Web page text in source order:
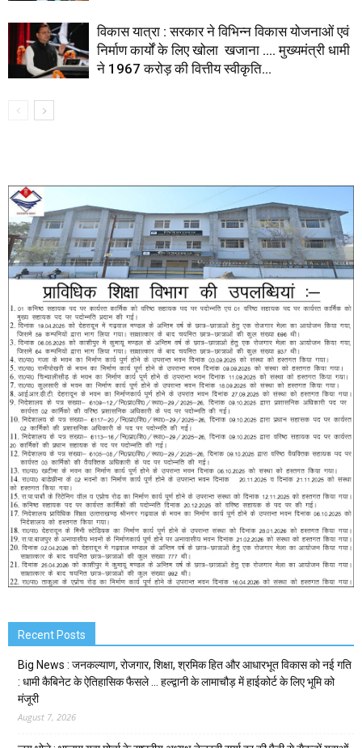
विकास यात्रा : सरकार ने विभिन्न विकास योजनाओं एवं
निर्माण कार्यों के लिए खोला खजाना …. मुख्यमंत्री धामी
ने ₹1967 करोड़ की वित्तीय स्वीकृति...
Recent Posts
Big News : जनकल्याण, रोजगार, शिक्षा, श्रमिक हित और आधारभूत विकास को नई गति
: धामी कैबिनेट के ऐतिहासिक फैसले … हल्द्वानी के लामाचौड़ में हाईकोर्ट के लिए भूमि को
मंजूरी
August 7, 2026